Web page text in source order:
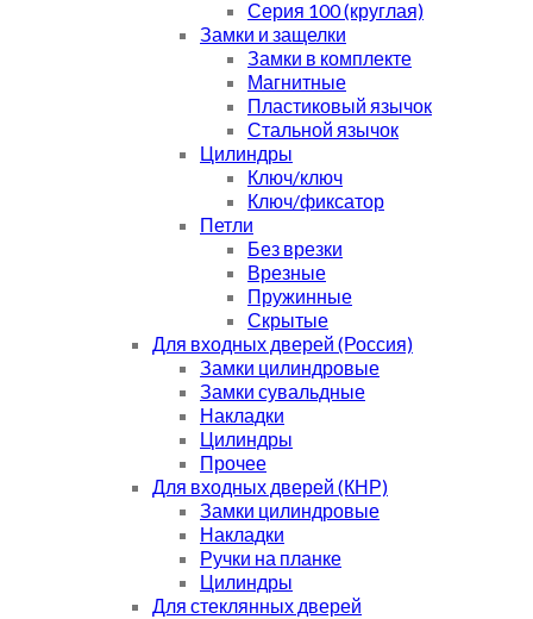
Серия 100 (круглая)
Замки и защелки
Замки в комплекте
Магнитные
Пластиковый язычок
Стальной язычок
Цилиндры
Ключ/ключ
Ключ/фиксатор
Петли
Без врезки
Врезные
Пружинные
Скрытые
Для входных дверей (Россия)
Замки цилиндровые
Замки сувальдные
Накладки
Цилиндры
Прочее
Для входных дверей (КНР)
Замки цилиндровые
Накладки
Ручки на планке
Цилиндры
Для стеклянных дверей